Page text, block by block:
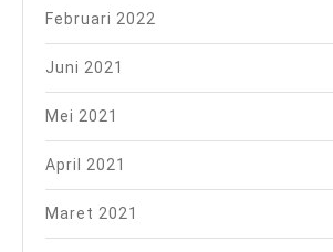
Februari 2022
Juni 2021
Mei 2021
April 2021
Maret 2021